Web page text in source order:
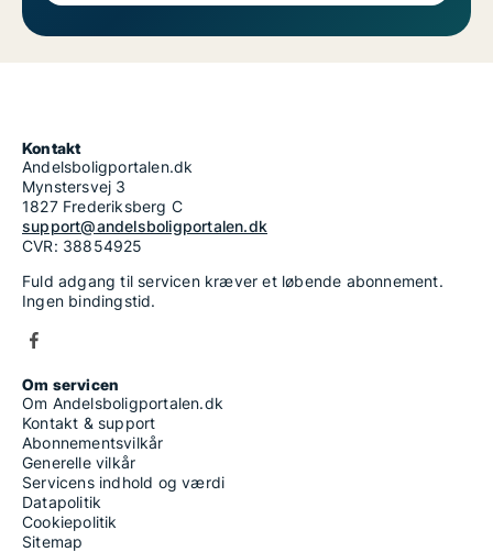
Kontakt
Andelsboligportalen.dk
Mynstersvej 3
1827 Frederiksberg C
support@andelsboligportalen.dk
CVR: 38854925
Fuld adgang til servicen kræver et løbende abonnement.
Ingen bindingstid.
Om servicen
Om Andelsboligportalen.dk
Kontakt & support
Abonnementsvilkår
Generelle vilkår
Servicens indhold og værdi
Datapolitik
Cookiepolitik
Sitemap